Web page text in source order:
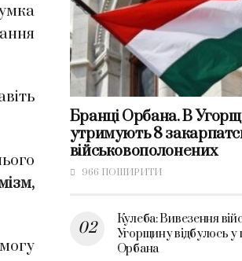
Бранці Орбана. В
утримують 8
військовополонених
966 ПОШИРИТИ
Кулеба: Вивезення
Угорщину відбулось у
Орбана